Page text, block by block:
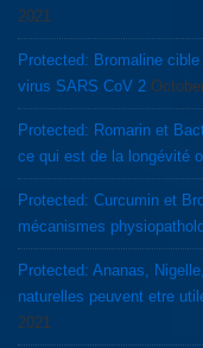
2021
Protected: Bromaline
virus SARS CoV 2
Protected: Romarin et
ce qui est de la longévité
Protected: Curcumin et
mécanismes
Protected: Ananas,
naturelles peuvent etre
2021